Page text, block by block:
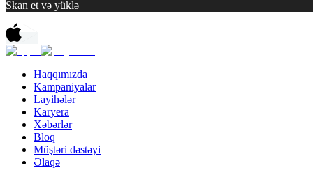
Skan et və yüklə
Haqqımızda
Kampaniyalar
Layihələr
Karyera
Xəbərlər
Bloq
Müştəri dəstəyi
Əlaqə